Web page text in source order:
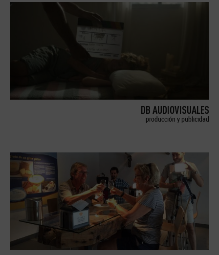
DB AUDIOVISUALES
producción y publicidad